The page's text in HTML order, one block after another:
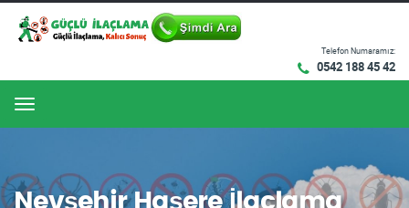
Telefon Numaramız:
0542 188 45 42
Menu
Nevşehir Haşere İlaçlama